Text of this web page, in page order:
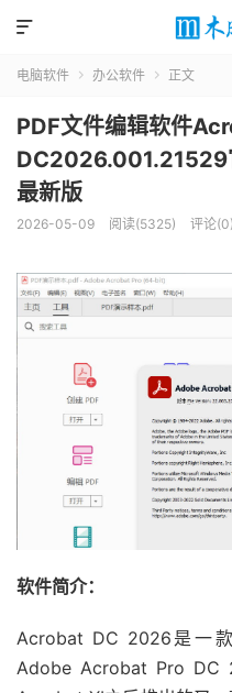

电脑软件  办公软件  正文
PDF文件编辑软件
DC2026.001.21529
最新版
2026-05-09 阅读(5325) 评论(0)
软件简介：
Acrobat DC 2026是一
Adobe Acrobat Pro